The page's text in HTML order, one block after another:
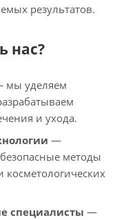
результатов.
нас?
мы уделяем
и ухода.
—
методы
косметологических
специалисты —